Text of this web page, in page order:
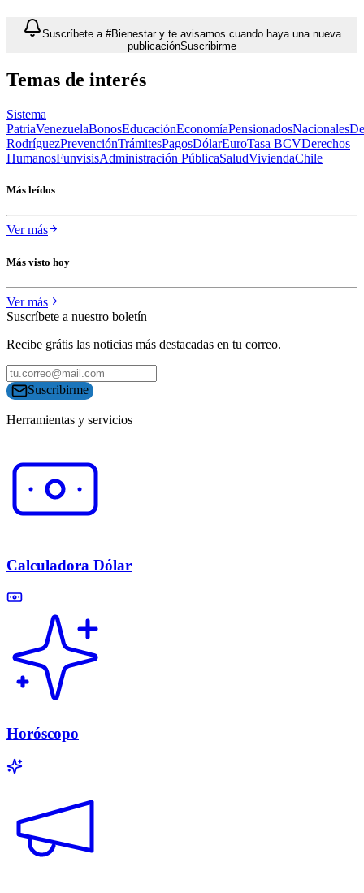
Suscríbete a #Bienestar y te avisamos cuando haya una nueva
publicaciónSuscribirme
Temas de interés
Sistema
PatriaVenezuelaBonosEducaciónEconomíaPensionadosNacionales
RodríguezPrevenciónTrámitesPagosDólarEuroTasa BCVDerechos
HumanosFunvisisAdministración PúblicaSaludViviendaChile
Más leídos
Ver más
Más visto hoy
Ver más
Suscríbete a nuestro boletín
Recibe grátis las noticias más destacadas en tu correo.
Suscribirme
Herramientas y servicios
Calculadora Dólar
Horóscopo